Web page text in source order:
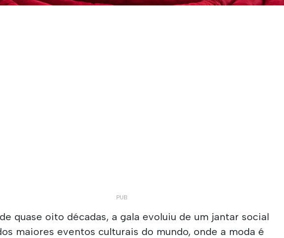
quase oito décadas, a gala evoluiu de um jantar social
maiores eventos culturais do mundo, onde a moda é